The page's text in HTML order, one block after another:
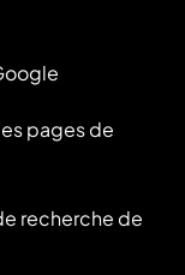
pages de
recherche de